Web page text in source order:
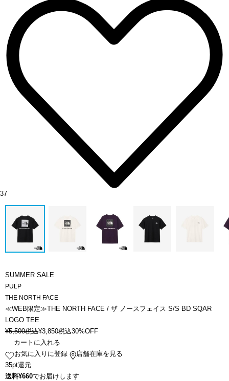
37
SUMMER SALE
PULP
THE NORTH FACE
≪WEB限定≫THE NORTH FACE / ザ ノースフェイス S/S BD SQAR
LOGO TEE
¥5,500税込¥3,850税込30%OFF
カートに入れる
お気に入りに登録
店舗在庫を見る
35pt還元
送料¥660でお届けします